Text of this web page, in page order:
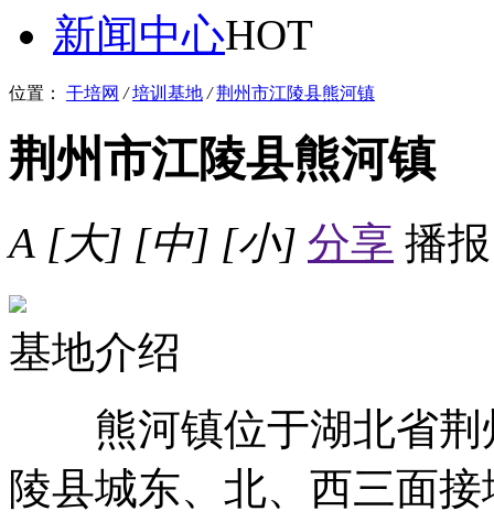
新闻中心HOT
位置： 干培网 / 培训基地 / 荆州市江陵县熊河镇
荆州市江陵县熊河镇
A [大] [中] [小] 分享 播报
基地介绍
熊河镇位于湖北省荆
陵县城东、北、西三面